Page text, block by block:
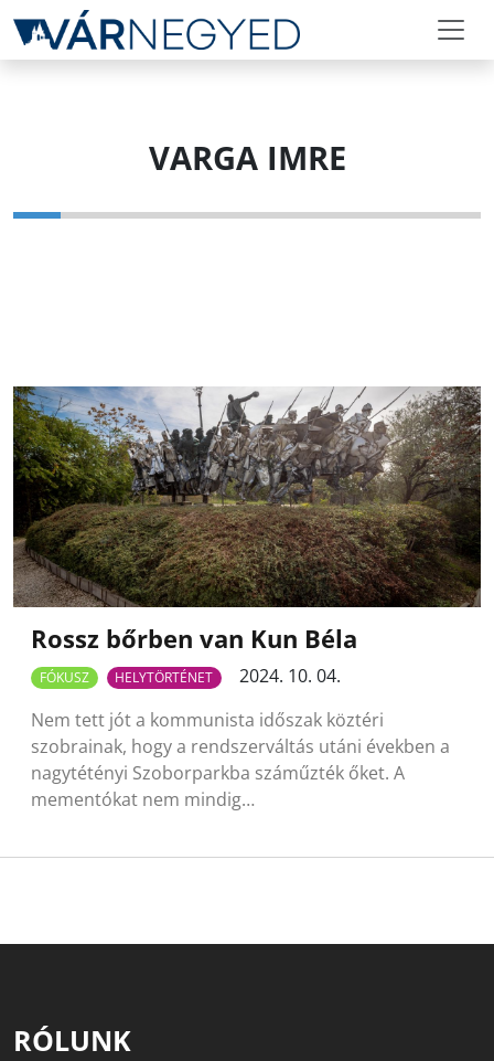
VARGA IMRE
Rossz bőrben van Kun Béla
FÓKUSZ HELYTÖRTÉNET
2024. 10. 04.
Nem tett jót a kommunista időszak köztéri
szobrainak, hogy a rendszerváltás utáni években a
nagytétényi Szoborparkba száműzték őket. A
mementókat nem mindig…
RÓLUNK